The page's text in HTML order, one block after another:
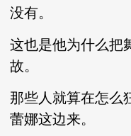
没有。
这也是他为什么把
故。
那些人就算在怎么
蕾娜这边来。